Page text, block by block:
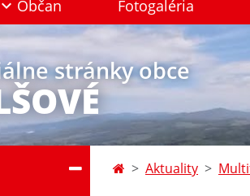
Občan Fotogaléria
stránky obce
Aktuality